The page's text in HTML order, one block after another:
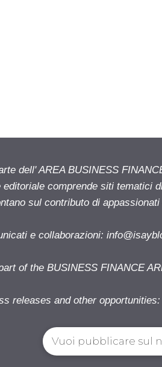
dell' AREA BUSINESS
comprende siti tematici
sul contributo di
e collaborazioni:
of the BUSINESS FINANCE
releases and other opportunities:
Vuoi pubblicare sul